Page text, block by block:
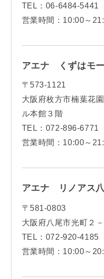
TEL：06-6484-5441
営業時間：10:00～
アエナ くずはモ
〒573-1121
大阪府枚方市楠葉花
ル本館３階
TEL：072-896-6771
営業時間：10:00～
アエナ リノアス
〒581-0803
大阪府八尾市光町２
TEL：072-920-4185
営業時間：10:00～